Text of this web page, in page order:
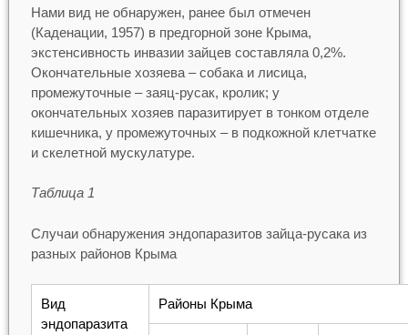
Нами вид не обнаружен, ранее был отмечен
(Каденации, 1957) в предгорной зоне Крыма,
экстенсивность инвазии зайцев составляла 0,2%.
Окончательные хозяева – собака и лисица,
промежуточные – заяц-русак, кролик; у
окончательных хозяев паразитирует в тонком отделе
кишечника, у промежуточных – в подкожной клетчатке
и скелетной мускулатуре.
Таблица 1
Случаи обнаружения эндопаразитов зайца-русака из
разных районов Крыма
Вид
эндопаразита
Районы Крыма